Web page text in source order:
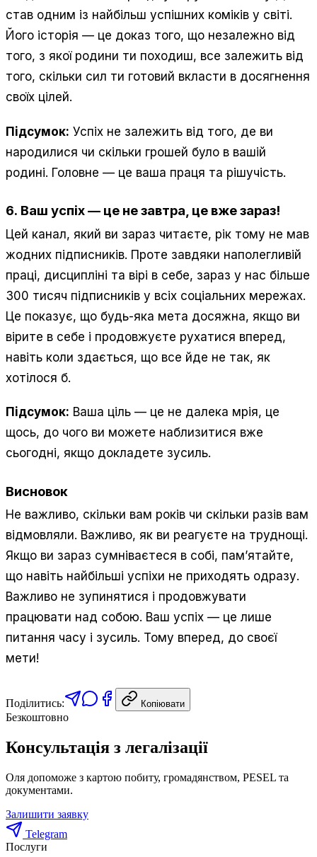
став одним із найбільш успішних коміків у світі.
Його історія — це доказ того, що незалежно від
того, з якої родини ти походиш, все залежить від
того, скільки сил ти готовий вкласти в досягнення
своїх цілей.
Підсумок: Успіх не залежить від того, де ви
народилися чи скільки грошей було в вашій
родині. Головне — це ваша праця та рішучість.
6. Ваш успіх — це не завтра, це вже зараз!
Цей канал, який ви зараз читаєте, рік тому не мав
жодних підписників. Проте завдяки наполегливій
праці, дисципліні та вірі в себе, зараз у нас більше
300 тисяч підписників у всіх соціальних мережах.
Це показує, що будь-яка мета досяжна, якщо ви
вірите в себе і продовжуєте рухатися вперед,
навіть коли здається, що все йде не так, як
хотілося б.
Підсумок: Ваша ціль — це не далека мрія, це
щось, до чого ви можете наблизитися вже
сьогодні, якщо докладете зусиль.
Висновок
Не важливо, скільки вам років чи скільки разів вам
відмовляли. Важливо, як ви реагуєте на труднощі.
Якщо ви зараз сумніваєтеся в собі, пам’ятайте,
що навіть найбільші успіхи не приходять одразу.
Важливо не зупинятися і продовжувати
працювати над собою. Ваш успіх — це лише
питання часу і зусиль. Тому вперед, до своєї
мети!
Поділитись: Копіювати
Безкоштовно
Консультація з легалізації
Оля допоможе з картою побиту, громадянством, PESEL та
документами.
Залишити заявку
Telegram
Послуги